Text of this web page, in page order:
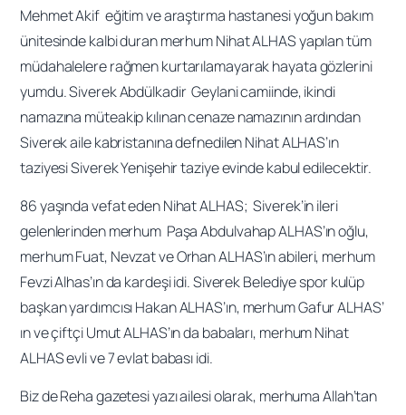
Mehmet Akif eğitim ve araştırma hastanesi yoğun bakım
ünitesinde kalbi duran merhum Nihat ALHAS yapılan tüm
müdahalelere rağmen kurtarılamayarak hayata gözlerini
yumdu. Siverek Abdülkadir Geylani camiinde, ikindi
namazına müteakip kılınan cenaze namazının ardından
Siverek aile kabristanına defnedilen Nihat ALHAS’ın
taziyesi Siverek Yenişehir taziye evinde kabul edilecektir.
86 yaşında vefat eden Nihat ALHAS; Siverek’in ileri
gelenlerinden merhum Paşa Abdulvahap ALHAS’ın oğlu,
merhum Fuat, Nevzat ve Orhan ALHAS’ın abileri, merhum
Fevzi Alhas’ın da kardeşi idi. Siverek Belediye spor kulüp
başkan yardımcısı Hakan ALHAS’ın, merhum Gafur ALHAS’
ın ve çiftçi Umut ALHAS’ın da babaları, merhum Nihat
ALHAS evli ve 7 evlat babası idi.
Biz de Reha gazetesi yazı ailesi olarak, merhuma Allah’tan